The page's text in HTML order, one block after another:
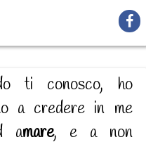
ti conosco, ho
a credere in me
amare, e a non